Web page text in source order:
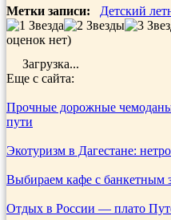
Метки записи:
Детский
оценок нет)
Загрузка...
Еще с сайта:
Прочные дорожные
пути
Экотуризм в Дагестане:
Выбираем кафе с банкетным
Отдых в России — плато